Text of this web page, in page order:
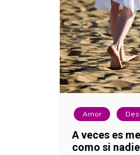
Amor
A veces es
como si